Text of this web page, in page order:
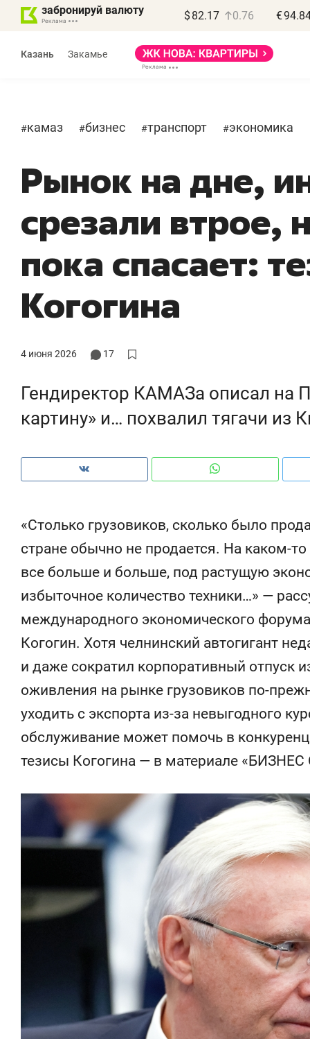
забронируй валюту $ 82.17 0.76 €
Казань Закамье
#камаз #бизнес #транспорт #экономика
Рынок на дне,
срезали втрое,
пока спасает:
Когогина
4 июня 2026 17
Гендиректор КАМАЗа описал на
картину» и… похвалил тягачи из
«Столько грузовиков, сколько было
стране обычно не продается. На каком-
все больше и больше, под растущую
избыточное количество техники…» —
международного экономического
Когогин. Хотя челнинский автогигант
и даже сократил корпоративный отпуск
оживления на рынке грузовиков по-
уходить с экспорта из-за невыгодного
обслуживание может помочь в
тезисы Когогина — в материале «БИЗНЕС
Василь Мазитов
МАРТ
«Не зная местных
правил, бизнес может
потерять минимум
Как бизнесу выйти на зарубежные
создают оазис жилого
комфорта под Казанью
150
ID вместо